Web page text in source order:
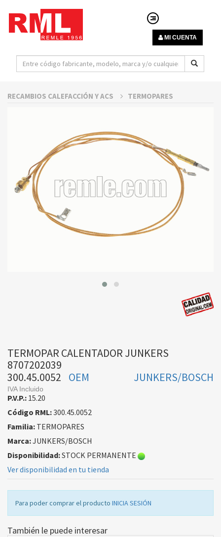
MI CUENTA
RECAMBIOS CALEFACCIÓN Y ACS TERMOPARES
TERMOPAR CALENTADOR JUNKERS
8707202039
300.45.0052
JUNKERS/BOSCH
OEM
IVA Incluido
P.V.P.: 15.20
Código RML:300.45.0052
Familia: TERMOPARES
Marca:JUNKERS/BOSCH
Disponibilidad:STOCK PERMANENTE
Ver disponibilidad en tu tienda
Para poder comprar el producto INICIA SESIÓN
También le puede interesar